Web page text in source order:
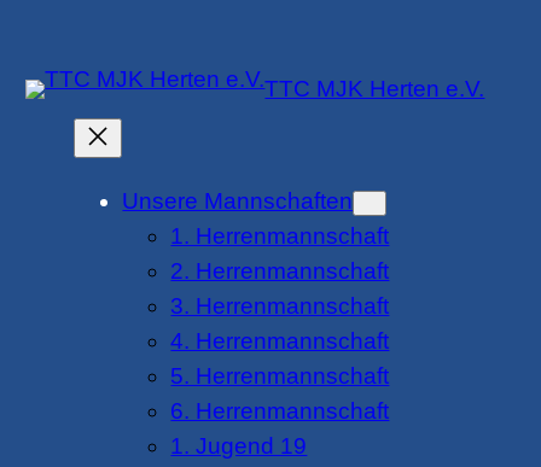
springen
TTC MJK Herten e.V.
Unsere Mannschaften
1. Herrenmannschaft
2. Herrenmannschaft
3. Herrenmannschaft
4. Herrenmannschaft
5. Herrenmannschaft
6. Herrenmannschaft
1. Jugend 19